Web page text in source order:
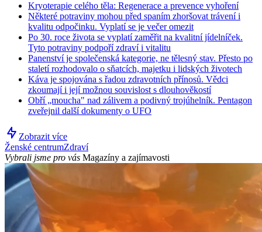
Kryoterapie celého těla: Regenerace a prevence vyhoření
Některé potraviny mohou před spaním zhoršovat trávení i
kvalitu odpočinku. Vyplatí se je večer omezit
Po 30. roce života se vyplatí zaměřit na kvalitní jídelníček.
Tyto potraviny podpoří zdraví i vitalitu
Panenství je společenská kategorie, ne tělesný stav. Přesto po
staletí rozhodovalo o sňatcích, majetku i lidských životech
Káva je spojována s řadou zdravotních přínosů. Vědci
zkoumají i její možnou souvislost s dlouhověkostí
Obří „moucha" nad zálivem a podivný trojúhelník. Pentagon
zveřejnil další dokumenty o UFO
Zobrazit více
Ženské centrumZdraví
Vybrali jsme pro vás Magazíny a zajímavosti